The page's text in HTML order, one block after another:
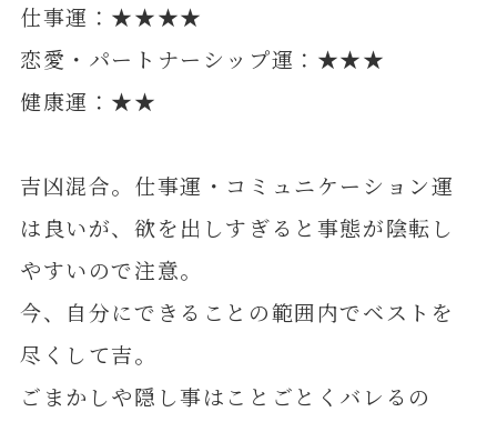
仕事運：★★★★
恋愛・パートナーシップ運：★★★
健康運：★★
吉凶混合。仕事運・コミュニケーション運
は良いが、欲を出しすぎると事態が陰転し
やすいので注意。
今、自分にできることの範囲内でベストを
尽くして吉。
ごまかしや隠し事はことごとくバレるの